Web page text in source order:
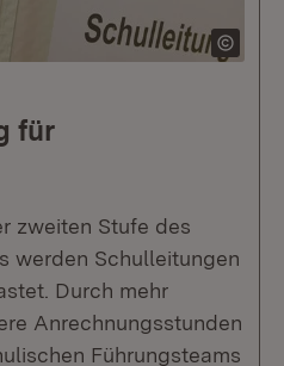
für
zweiten Stufe des
werden Schulleitungen
Durch mehr
Anrechnungsstunden
Führungsteams